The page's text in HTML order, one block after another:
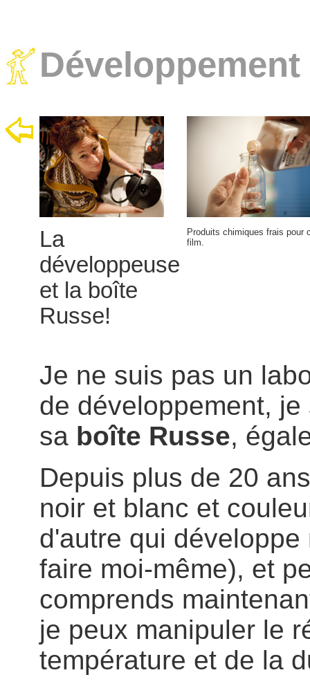
La
développeuse
et la boîte
Russe!
Produits chimiques frais pour
film.
Je ne suis pas un
de développement,
sa boîte Russe,
Depuis plus de 20
noir et blanc et
d'autre qui
faire moi-même), et
comprends
je peux manipuler le
température et de la